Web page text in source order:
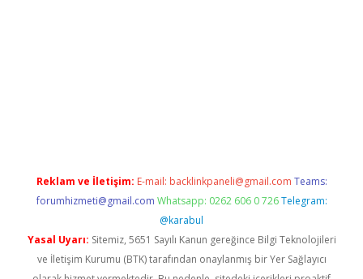
Reklam ve İletişim: E-mail: backlinkpaneli@gmail.com Teams:
forumhizmeti@gmail.com Whatsapp: 0262 606 0 726 Telegram:
@karabul
Yasal Uyarı: Sitemiz, 5651 Sayılı Kanun gereğince Bilgi Teknolojileri
ve İletişim Kurumu (BTK) tarafından onaylanmış bir Yer Sağlayıcı